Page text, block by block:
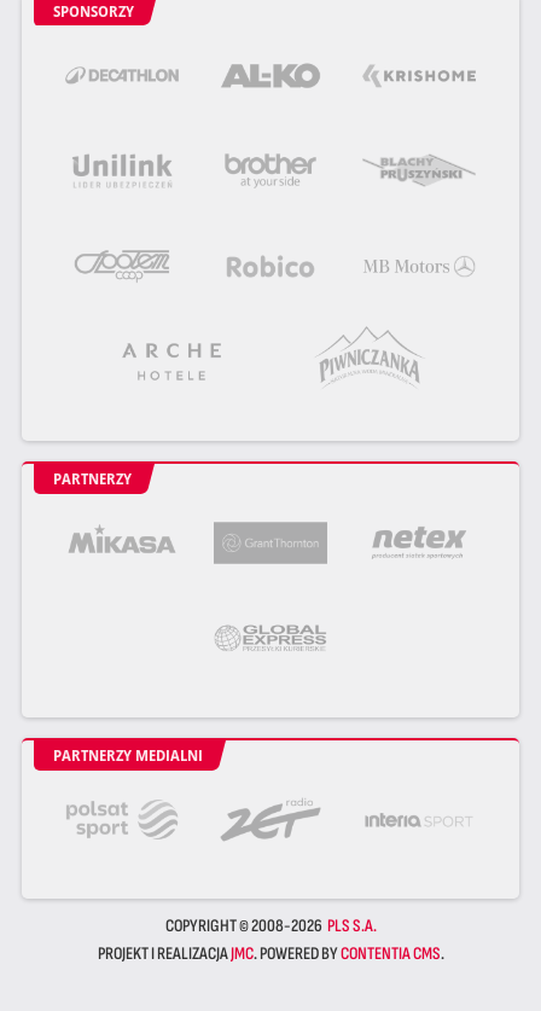
SPONSORZY
PARTNERZY
PARTNERZY MEDIALNI
COPYRIGHT © 2008-2026 PLS S.A.
PROJEKT I REALIZACJAJMC. POWERED BYCONTENTIA CMS.